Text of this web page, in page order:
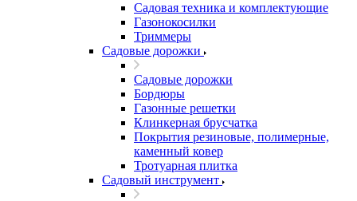
Садовая техника и комплектующие
Газонокосилки
Триммеры
Садовые дорожки
Садовые дорожки
Бордюры
Газонные решетки
Клинкерная брусчатка
Покрытия резиновые, полимерные,
каменный ковер
Тротуарная плитка
Садовый инструмент